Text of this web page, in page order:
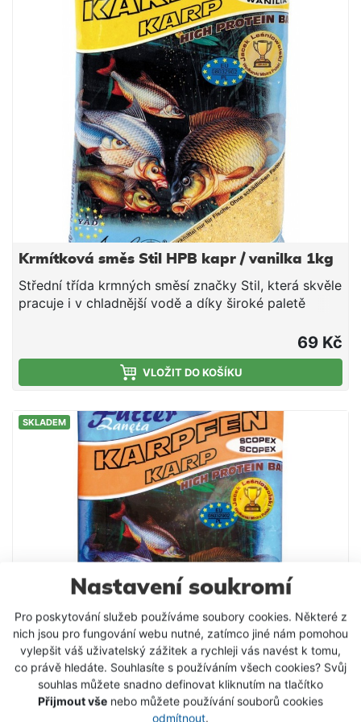
Nastavení soukromí
Pro poskytování služeb používáme soubory cookies. Některé z
nich jsou pro fungování webu nutné, zatímco jiné nám pomohou
vylepšit váš uživatelský zážitek a rychleji vás navést k tomu,
co právě hledáte. Souhlasíte s používáním všech cookies? Svůj
souhlas můžete snadno definovat kliknutím na tlačítko
Přijmout vše nebo můžete používání souborů cookies
odmítnout.
směsi s hrubou strukturou. Naopak po přidání
hrubšího partiklu si lze s touto směsí také
fantasticky zachytat větší ryby v teplých letních
Krmítková směs Stil HPB kapr / vanilka 1kg
Střední třída krmných směsí značky Stil, která skvěle
pracuje i v chladnější vodě a díky široké paletě
pravou směs pro daný revír či cílovou rybu. V rámci
poměru ceny a nabízené kvality tyto směsi jen těžko
hledají konkurenci - doporučujeme. Složení: Mleté
pečivo Mletá obilná zrna Drcená olejnatá semena
Aromata Vysoký obsah proteinů Světlá krmítková
směs s příchutí vanilka, která je uzpůsobena
především k lovu kaprů. Má pronikavé aroma, a
pokud ryby na dané lokalitě reagují na sladká
krmení, lze s ní dosahovat mimořádných úspěchů.
69 Kč
VLOŽIT DO KOŠÍKU
SKLADEM
Krmítková směs Stil HPB kapr / scopex 1kg